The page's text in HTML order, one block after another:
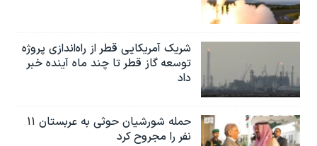
شریک آمریکایی قطر از راه‌اندازی پروژه
توسعه گاز قطر تا چند ماه آینده خبر
داد
حمله شورشیان حوثی به عربستان ۱۱
نفر را مجروح کرد